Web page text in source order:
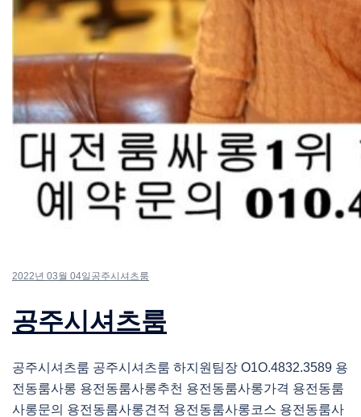
2022년 03월 04일 공주시셔츠룸
공주시셔츠룸
공주시셔츠룸 공주시셔츠룸 하지원팀장 O1O.4832.3589 용
전동룸사롱 용전동룸사롱추천 용전동룸사롱가격 용전동룸
사롱문의 용전동룸사롱견적 용전동룸사롱코스 용전동룸사